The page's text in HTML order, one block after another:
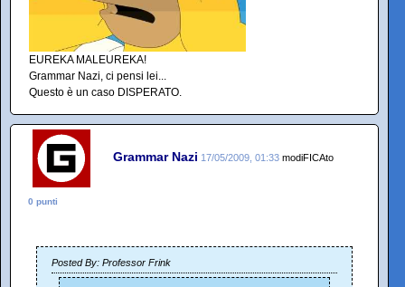
EUREKA MALEUREKA!
Grammar Nazi, ci pensi lei...
Questo è un caso DISPERATO.
Grammar Nazi 17/05/2009, 01:33 modiFICAto
0 punti
Posted By: Professor Frink